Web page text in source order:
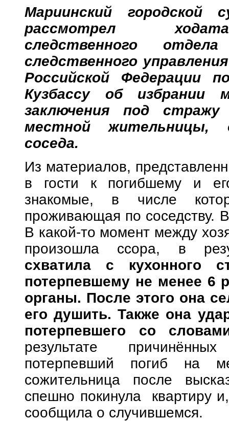
Мариинский городской
рассмотрел
следственного
следственного
Российской Федерации
Кузбассу об избрании
заключения под
местной жительницы,
соседа.
Из материалов,
в гости к погибшему и
знакомые, в числе
проживающая по соседству.
В какой-то момент между
произошла ссора, в
схватила с кухонного
потерпевшему не менее 6
органы. После этого она
его душить. Также она
потерпевшего со
результате
потерпевший погиб на
сожительница после
спешно покинула квартиру
сообщила о случившемся.